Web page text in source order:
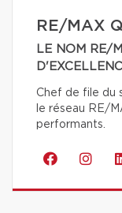
RE/MAX
LE NOM RE/
Chef de file du
le réseau RE/
performants.